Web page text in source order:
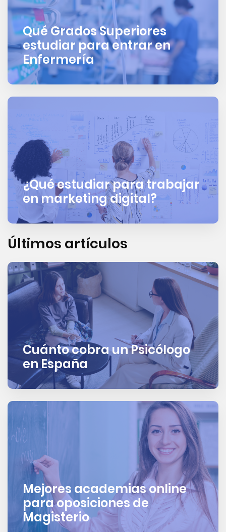
Qué Grados Superiores
estudiar para entrar en
Enfermería
¿Qué estudiar para trabajar
en marketing digital?
Últimos artículos
Cuánto cobra un Psicólogo
en España
Mejores academias online
para oposiciones de
Magisterio